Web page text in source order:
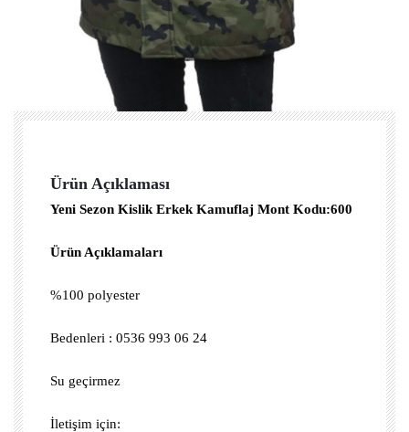
Ürün Açıklaması
Yeni Sezon Kislik Erkek Kamuflaj Mont Kodu:600
Ürün Açıklamaları
%100 polyester
Bedenleri : 0536 993 06 24
Su geçirmez
İletişim için: